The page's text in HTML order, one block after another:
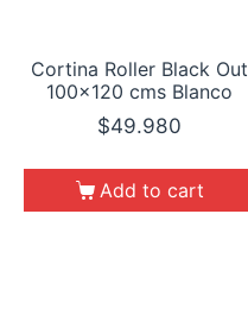
Cortina Roller Black Out
100×120 cms Blanco
$49.980
Add to cart